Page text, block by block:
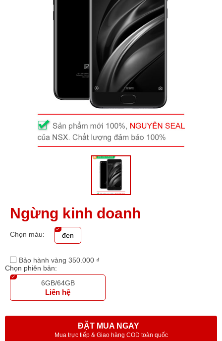
Ngừng kinh doanh
Chọn màu: đen
Bảo hành vàng 350.000 ₫
Chọn phiên bản:
6GB/64GB
Liên hệ
ĐẶT MUA NGAY
Mua trực tiếp & Giao hàng COD toàn quốc